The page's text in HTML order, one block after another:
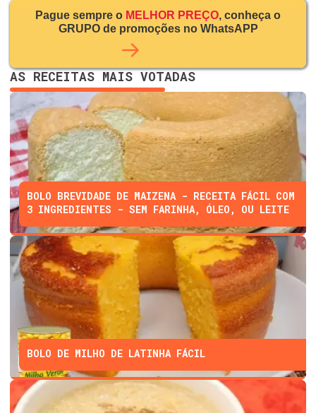
Pague sempre o MELHOR PREÇO, conheça o
GRUPO de promoções no WhatsAPP
AS RECEITAS MAIS VOTADAS
BOLO BREVIDADE DE MAIZENA - RECEITA FÁCIL COM
3 INGREDIENTES - SEM FARINHA, ÓLEO, OU LEITE
BOLO DE MILHO DE LATINHA FÁCIL